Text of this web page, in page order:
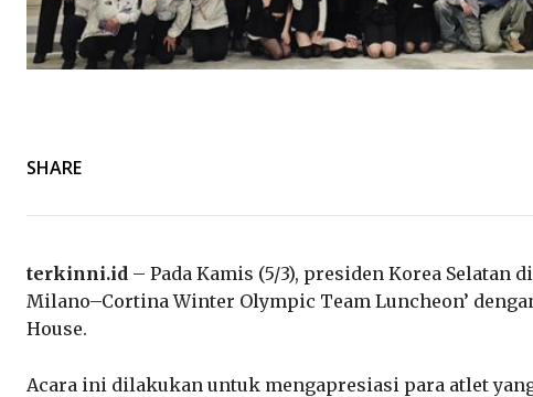
SHARE
terkinni.id – Pada Kamis (5/3), presiden Korea Selatan
Milano–Cortina Winter Olympic Team Luncheon’
House.
Acara ini dilakukan untuk mengapresiasi para atlet